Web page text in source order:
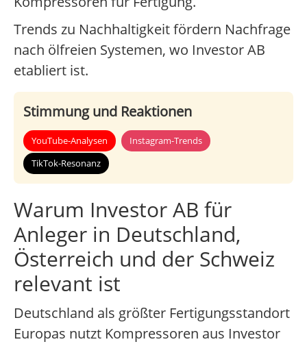
Trends zu Nachhaltigkeit fördern Nachfrage
nach ölfreien Systemen, wo Investor AB
etabliert ist.
Stimmung und Reaktionen
YouTube-Analysen
Instagram-Trends
TikTok-Resonanz
Warum Investor AB für
Anleger in Deutschland,
Österreich und der Schweiz
relevant ist
Deutschland als größter Fertigungsstandort
Europas nutzt Kompressoren aus Investor